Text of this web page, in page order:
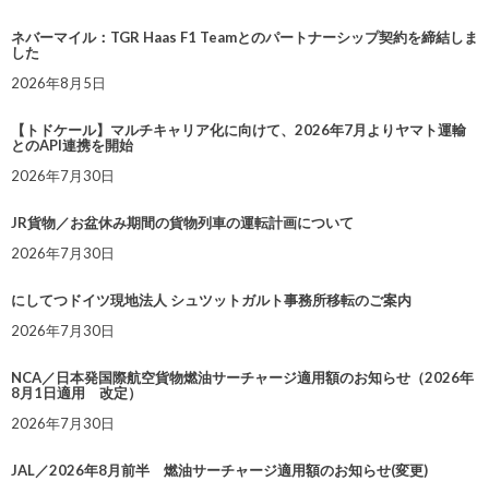
ネバーマイル：TGR Haas F1 Teamとのパートナーシップ契約を締結しま
した
2026年8月5日
【トドケール】マルチキャリア化に向けて、2026年7月よりヤマト運輸
とのAPI連携を開始
2026年7月30日
JR貨物／お盆休み期間の貨物列車の運転計画について
2026年7月30日
にしてつドイツ現地法人 シュツットガルト事務所移転のご案内
2026年7月30日
NCA／日本発国際航空貨物燃油サーチャージ適用額のお知らせ（2026年
8月1日適用 改定）
2026年7月30日
JAL／2026年8月前半 燃油サーチャージ適用額のお知らせ(変更)